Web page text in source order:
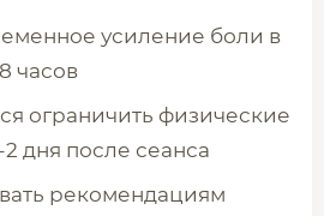
усиление боли в
часов
ограничить физические
2 дня после сеанса
рекомендациям